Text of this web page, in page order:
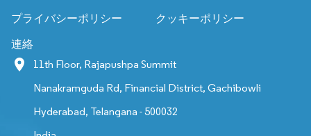
プライバシーポリシー クッキーポリシー
連絡
11th Floor, Rajapushpa Summit
Nanakramguda Rd, Financial District, Gachibowli
Hyderabad, Telangana - 500032